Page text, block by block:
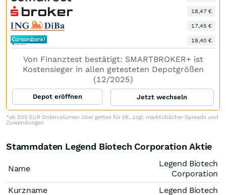
18,47 €
17,45 €
19,40 €
Von Finanztest bestätigt: SMARTBROKER+ ist
Kostensieger in allen getesteten Depotgrößen
(12/2025)
Depot eröffnen Jetzt wechseln
*ab 500 EUR Ordervolumen über gettex für 0€, zzgl. marktüblicher Spreads und
Zuwendungen
Stammdaten Legend Biotech Corporation Aktie
Name
Legend Biotech
Corporation
Kurzname
Legend Biotech